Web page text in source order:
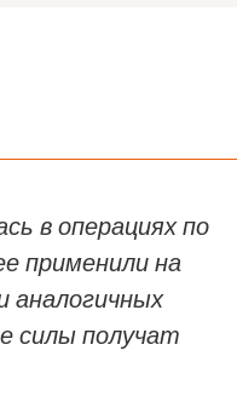
в операциях по
применили на
аналогичных
силы получат